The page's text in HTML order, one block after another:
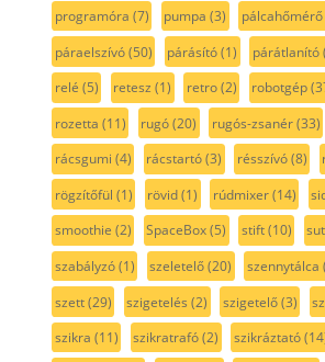
programóra (7) pumpa (3) pálcahőmérő
páraelszívó(50) párásító(1) párátlanító
relé (5) retesz (1) retro(2) robotgép
rozetta (11) rugó(20) rugós-zsanér(33)
rácsgumi (4) rácstartó(3) résszívó(8)
rögzítőfül (1) rövid(1) rúdmixer(14)
smoothie (2) SpaceBox(5) stift(10)
szabályzó(1) szeletelő(20) szennytálca
szett(29) szigetelés (2) szigetelő(3)
szikra (11) szikratrafó(2) szikráztató